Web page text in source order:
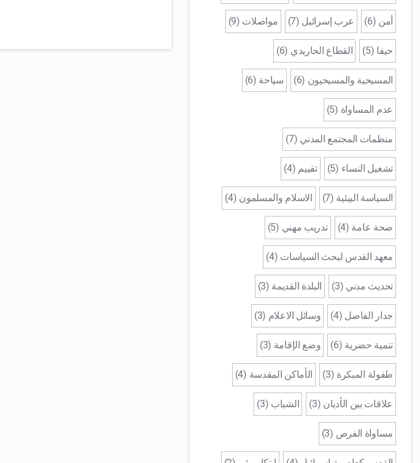
أمن (6)
عرب إسرائيل (7)
مواصلات (9)
حيفا (5)
القطاع الحاريدي (6)
المسيحية والمسيحيون (6)
سياحة (6)
عدم المساواة (5)
منظمات المجتمع المدني (7)
تشغيل النساء (5)
تقييم (4)
السياسة البيئية (7)
الاسلام والمسلمون (4)
صحة عامة (4)
تدريب مهني (5)
معهد القدس لبحث السياسات (4)
تحديث مدني (3)
البلدة القديمة (3)
جدار الفاصل (4)
وسائل الاعلام (3)
تنمية حضرية (6)
وضع الإقامة (3)
طفولة المبكرة (3)
الأماكن المقدسة (4)
علاقات بين الأديان (3)
الشباب (3)
مساواة الفرص (3)